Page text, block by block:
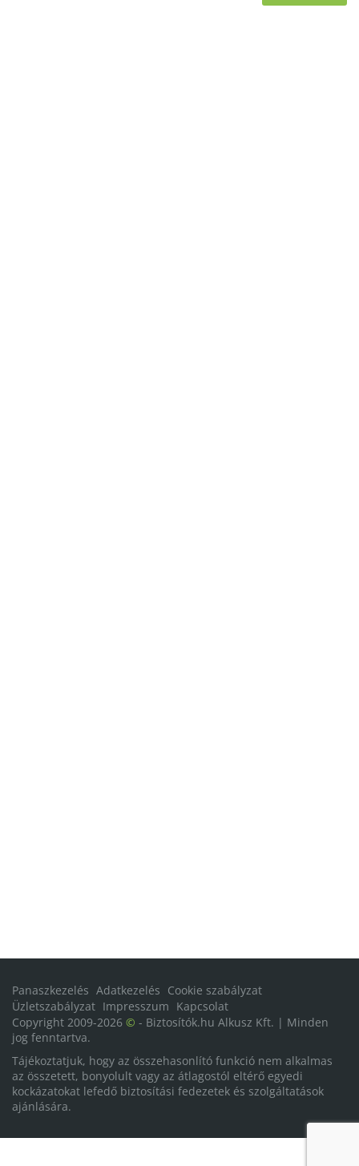
Panaszkezelés Adatkezelés Cookie szabályzat
Üzletszabályzat Impresszum Kapcsolat
Copyright 2009-2026 © - Biztosítók.hu Alkusz Kft. | Minden
jog fenntartva.
Tájékoztatjuk, hogy az összehasonlító funkció nem alkalmas
az összetett, bonyolult vagy az átlagostól eltérő egyedi
kockázatokat lefedő biztosítási fedezetek és szolgáltatások
ajánlására.